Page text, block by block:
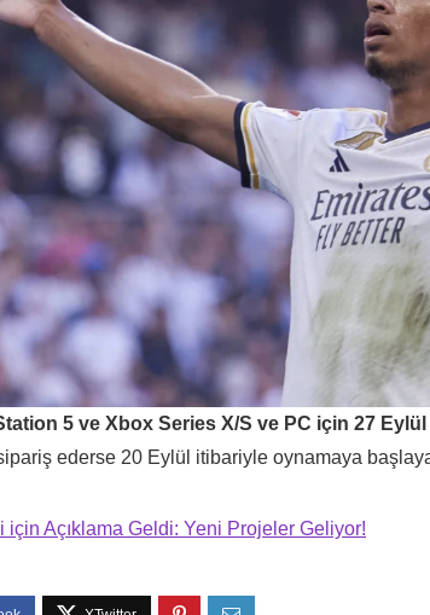
5 ve Xbox Series X/S ve PC için 27
ederse 20 Eylül itibariyle oynamaya
için Açıklama Geldi: Yeni Projeler Geliyor!